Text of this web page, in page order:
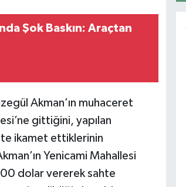
Şok Baskın: Araçtan
Akman’ın muhaceret
gittiğini, yapılan
ikamet ettiklerinin
Yenicami Mahallesi
dolar vererek sahte